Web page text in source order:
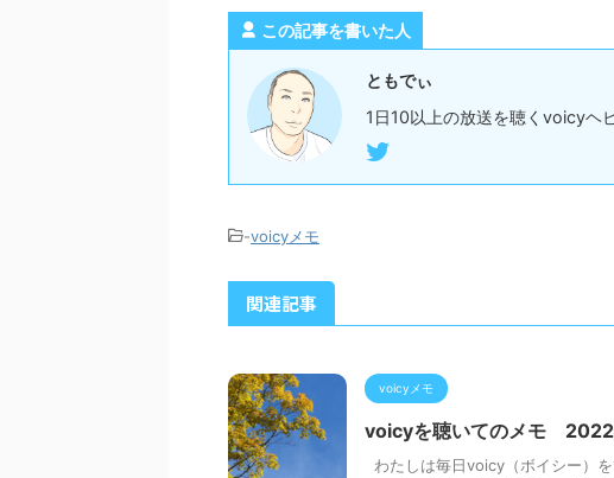
この記事を書いた人
ともでぃ
1日10以上の放送を聴くvoicyヘ
-voicyメモ
関連記事
voicyメモ
voicyを聴いてのメモ 2022
わたしは毎日voicy（ボイシー）